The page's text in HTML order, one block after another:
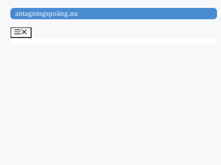
Hoppa
till
innehåll
antagningspoäng.nu
Meny